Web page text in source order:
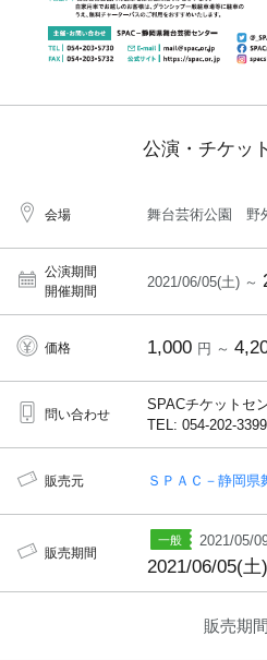
公演・チケッ
会場 舞台芸術公園 野
公演期間
開催期間
2021/06/05(土) ～
価格 1,000 円 ～
問い合わせ
SPACチケットセ
TEL: 054-202-3399
販売元 ＳＰＡＣ－静岡県
販売期間
2021/05/
2021/06/05(土
販売期